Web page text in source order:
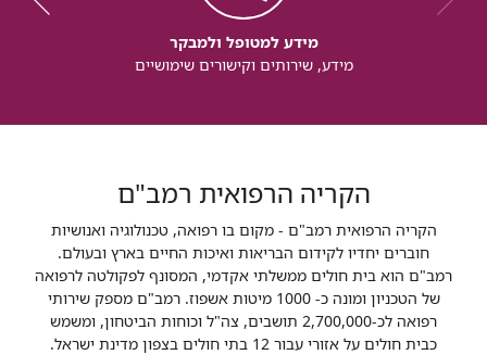
מידע למטופל ולמבקר
מידע, שירותים וקישורים שימושיים
הקריה הרפואית רמב"ם
הקריה הרפואית רמב"ם - מקום בו רפואה, טכנולוגיה ואנושיות
חוברים יחדיו לקידום הבריאות ואיכות החיים בארץ ובעולם.
רמב"ם הוא בית חולים ממשלתי אקדמי, המסונף לפקולטה לרפואה
של הטכניון ומונה כ- 1000 מיטות אשפוז. רמב"ם מספק שירותי
רפואה לכ-2,700,000 תושבים, צה"ל וכוחות הביטחון, ומשמש
כבית חולים על אזורי עבור 12 בתי חולים בצפון מדינת ישראל.